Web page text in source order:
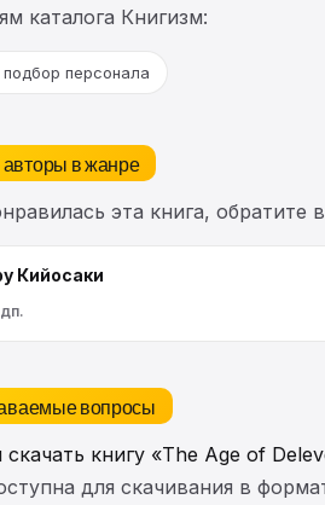
каталога Книгизм:
персонала
в жанре
эта книга,
Кийосаки
вопросы
книгу «The Age of
для скачивания в